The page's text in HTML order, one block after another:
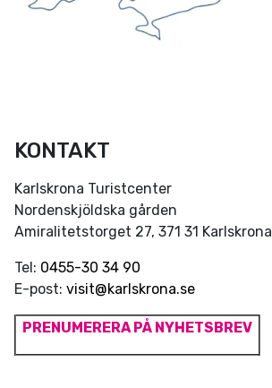
KONTAKT
Karlskrona Turistcenter
Nordenskjöldska gården
Amiralitetstorget 27, 371 31 Karlskrona
Tel: 0455-30 34 90
E-post: visit@karlskrona.se
PRENUMERERA PÅ NYHETSBREV